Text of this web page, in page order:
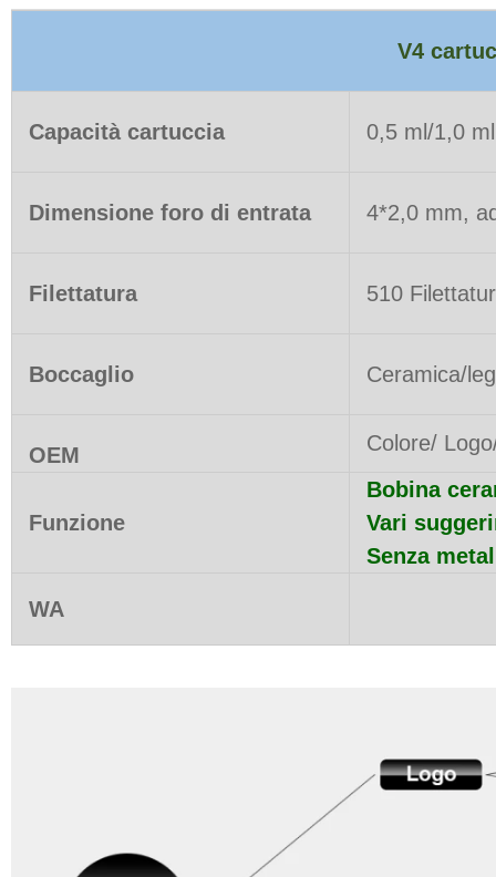
V4
Capacità cartuccia 0,5 ml/1,0 ml
Dimensione foro di entrata 4*2,0 mm,
Filettatura 510
Boccaglio Ceramica/
OEM Colore/
Funzione
Bobina
Vari
Senza
WA